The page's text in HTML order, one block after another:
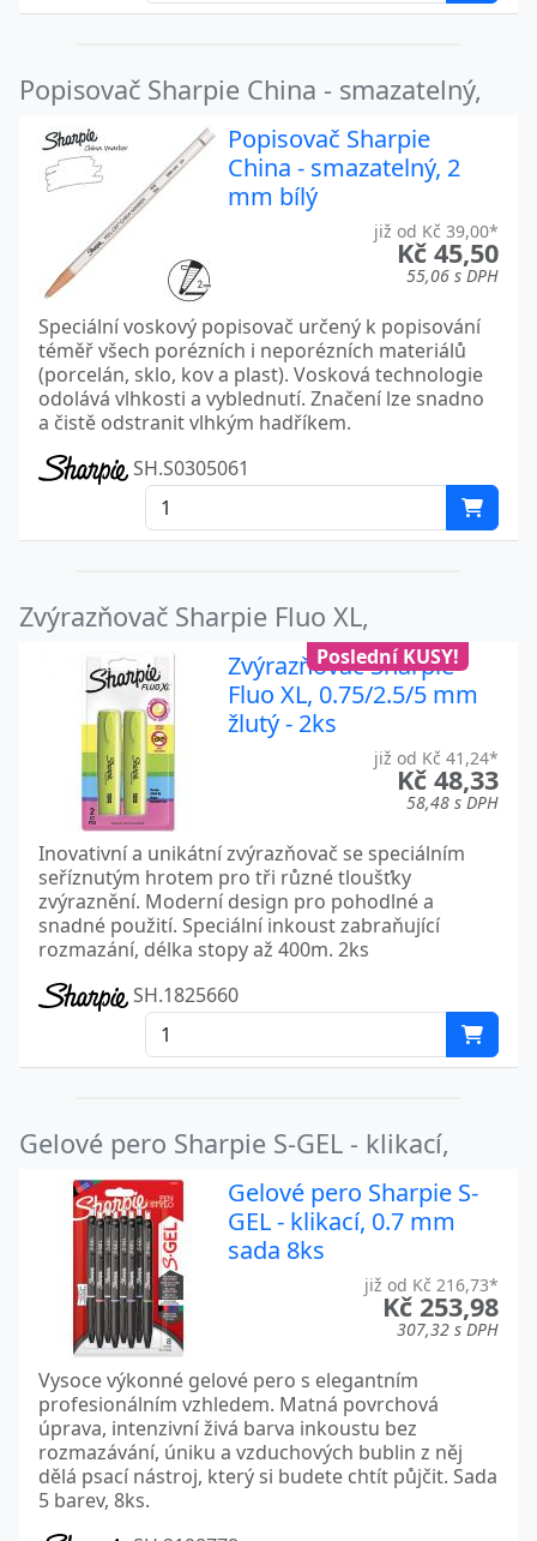
Popisovač Sharpie China - smazatelný,
Popisovač Sharpie
China - smazatelný, 2
mm bílý
již od Kč 39,00*
Kč 45,50
55,06 s DPH
Speciální voskový popisovač určený k popisování
téměř všech porézních i neporézních materiálů
(porcelán, sklo, kov a plast). Vosková technologie
odolává vlhkosti a vyblednutí. Značení lze snadno
a čistě odstranit vlhkým hadříkem.
SH.S0305061
Zvýrazňovač Sharpie Fluo XL,
Poslední KUSY!
Zvýrazňovač Sharpie
Fluo XL, 0.75/2.5/5 mm
žlutý - 2ks
již od Kč 41,24*
Kč 48,33
58,48 s DPH
Inovativní a unikátní zvýrazňovač se speciálním
seříznutým hrotem pro tři různé tloušťky
zvýraznění. Moderní design pro pohodlné a
snadné použití. Speciální inkoust zabraňující
rozmazání, délka stopy až 400m. 2ks
SH.1825660
Gelové pero Sharpie S-GEL - klikací,
Gelové pero Sharpie S-
GEL - klikací, 0.7 mm
sada 8ks
již od Kč 216,73*
Kč 253,98
307,32 s DPH
Vysoce výkonné gelové pero s elegantním
profesionálním vzhledem. Matná povrchová
úprava, intenzivní živá barva inkoustu bez
rozmazávání, úniku a vzduchových bublin z něj
dělá psací nástroj, který si budete chtít půjčit. Sada
5 barev, 8ks.